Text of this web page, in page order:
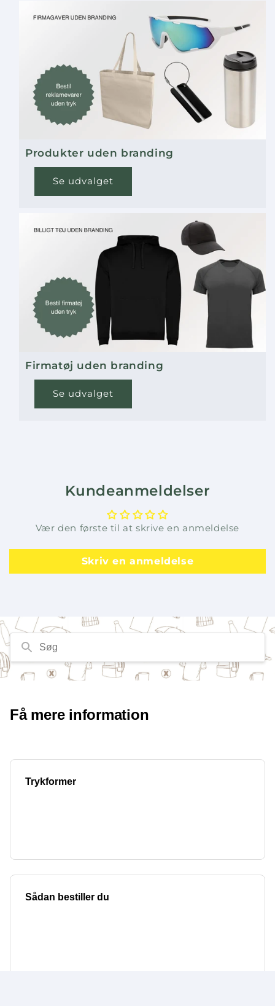
Produkter uden branding
Se udvalget
Firmatøj uden branding
Se udvalget
Kundeanmeldelser
Vær den første til at skrive en anmeldelse
Skriv en anmeldelse